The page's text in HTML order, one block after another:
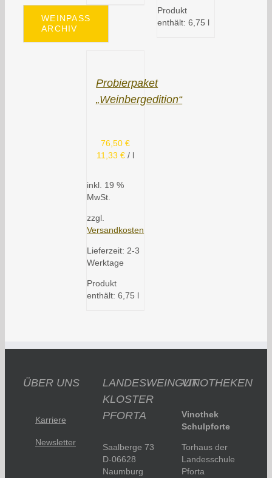
Produkt
enthält: 6,75 l
Probierpaket
„Weinbergedition“
76,50€
11,33€ / l
inkl. 19 %
MwSt.
zzgl.
Versandkosten
Lieferzeit: 2-3
Werktage
Produkt
enthält: 6,75 l
WEINPASS
ARCHIV
ÜBER UNS
Karriere
Newsletter
LANDESWEINGUT
KLOSTER
PFORTA
Saalberge 73
D-06628
Naumburg
VINOTHEKEN
Vinothek
Schulpforte
Torhaus der
Landesschule
Pforta